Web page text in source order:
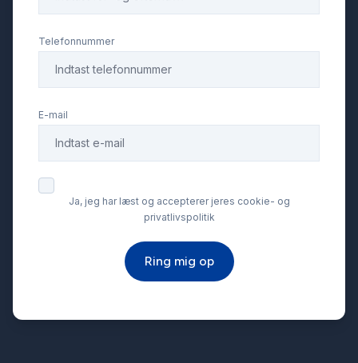
Stofsæder
Sædevarme
Tonede ruder
Telefonnummer
E-mail
Ja, jeg har læst og accepterer jeres cookie- og
privatlivspolitik
Ring mig op